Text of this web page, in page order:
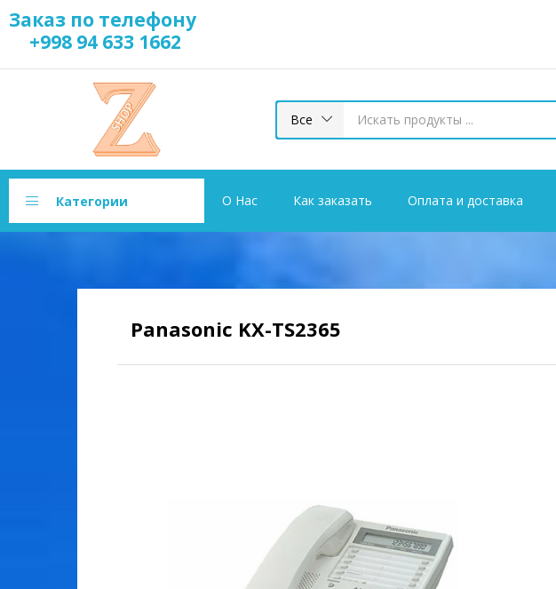
Заказ по телефону
+998 94 633 1662
Все
Категории О Нас Как заказать Оплата и доставка
Panasonic KX-TS2365